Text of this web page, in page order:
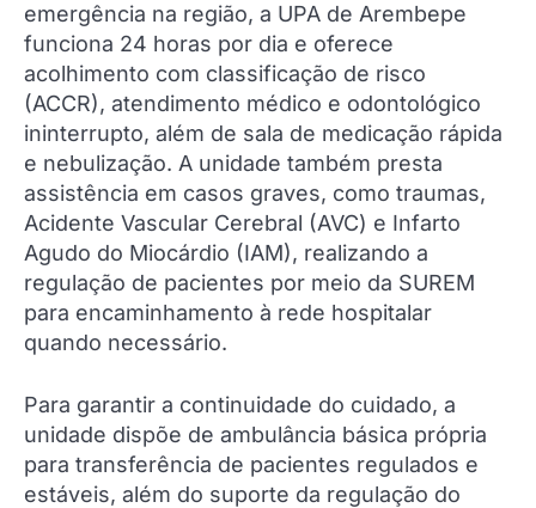
emergência na região, a UPA de Arembepe
funciona 24 horas por dia e oferece
acolhimento com classificação de risco
(ACCR), atendimento médico e odontológico
ininterrupto, além de sala de medicação rápida
e nebulização. A unidade também presta
assistência em casos graves, como traumas,
Acidente Vascular Cerebral (AVC) e Infarto
Agudo do Miocárdio (IAM), realizando a
regulação de pacientes por meio da SUREM
para encaminhamento à rede hospitalar
quando necessário.
Para garantir a continuidade do cuidado, a
unidade dispõe de ambulância básica própria
para transferência de pacientes regulados e
estáveis, além do suporte da regulação do